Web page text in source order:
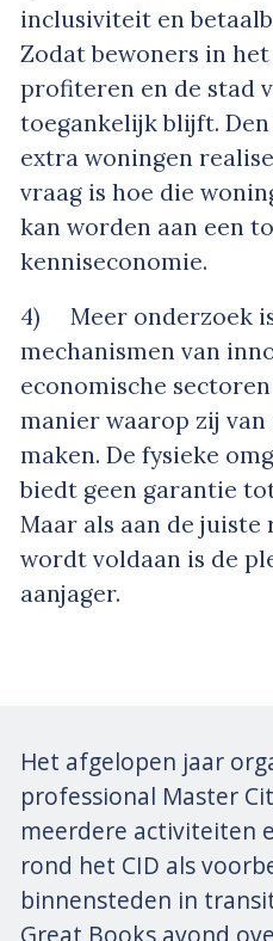
inclusiviteit en
Zodat bewoners in
profiteren en de stad
toegankelijk blijft. Den
extra woningen
vraag is hoe die
kan worden aan een
kenniseconomie.
4) Meer onderzoek
mechanismen van
economische
manier waarop zij
maken. De fysieke
biedt geen garantie
Maar als aan de
wordt voldaan is de
aanjager.
Het afgelopen jaar
professional Master
meerdere activiteiten
rond het CID als
binnensteden in